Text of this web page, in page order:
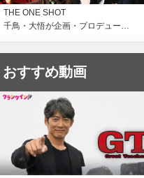
THE ONE SHOT
千鳥・大悟が企画・プロデュー…
おすすめ動画